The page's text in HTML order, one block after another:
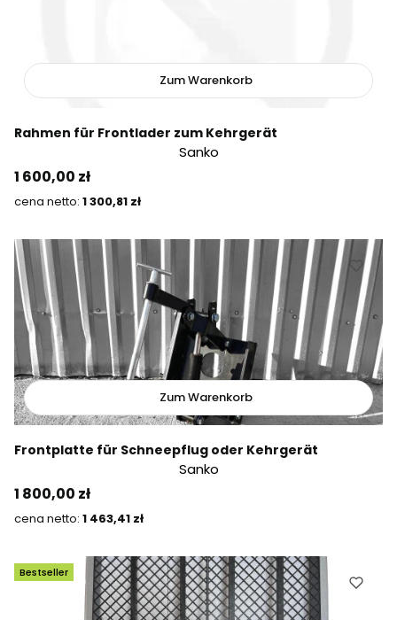
Zum Warenkorb
Rahmen für Frontlader zum Kehrgerät
Sanko
Preis
1 600,00 zł
Preis
1 300,81 zł
Zum Warenkorb
Frontplatte für Schneepflug oder Kehrgerät
Sanko
Preis
1 800,00 zł
Preis
1 463,41 zł
Bestseller